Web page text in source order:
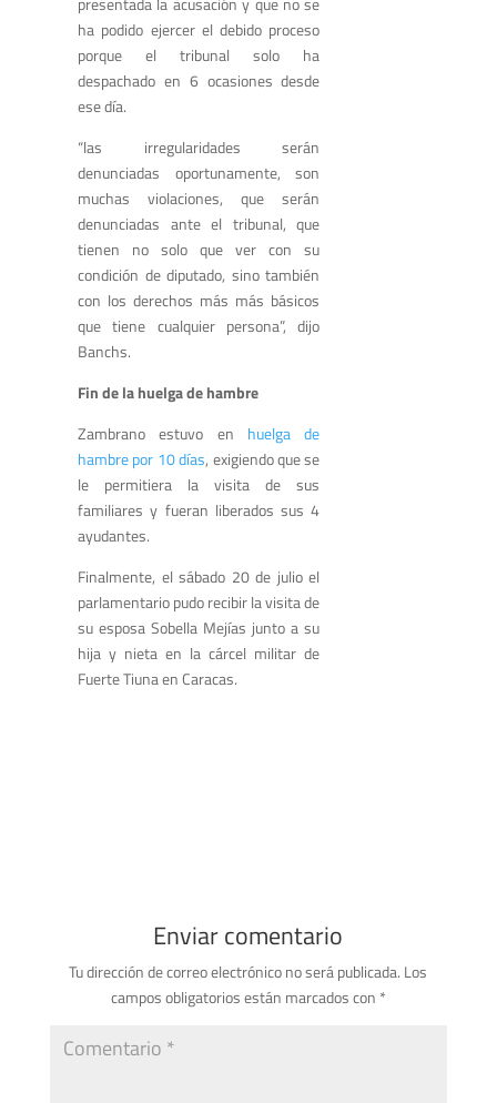
ha podido ejercer el debido proceso
porque el tribunal solo ha
despachado en 6 ocasiones desde
ese día.
“las irregularidades serán
denunciadas oportunamente, son
muchas violaciones, que serán
denunciadas ante el tribunal, que
tienen no solo que ver con su
condición de diputado, sino también
con los derechos más más básicos
que tiene cualquier persona”, dijo
Banchs.
Fin de la huelga de hambre
Zambrano estuvo en huelga de
hambre por 10 días, exigiendo que se
le permitiera la visita de sus
familiares y fueran liberados sus 4
ayudantes.
Finalmente, el sábado 20 de julio el
parlamentario pudo recibir la visita de
su esposa Sobella Mejías junto a su
hija y nieta en la cárcel militar de
Fuerte Tiuna en Caracas.
Enviar comentario
Tu dirección de correo electrónico no será publicada. Los
campos obligatorios están marcados con *